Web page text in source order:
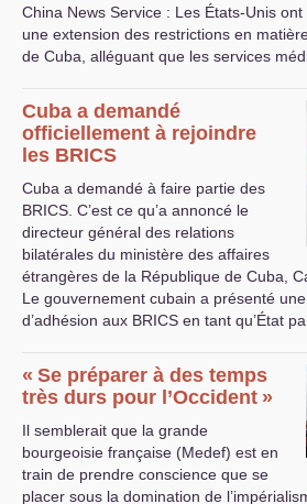
China News Service : Les États-Unis
une extension des restrictions en
de Cuba, alléguant que les services
Cuba a demandé
officiellement à rejoindre
les BRICS
Cuba a demandé à faire partie des
BRICS . C’est ce qu’a annoncé le
directeur général des relations
bilatérales du ministère des affaires
étrangères de la République de Cuba,
Le gouvernement cubain a présenté
d’adhésion aux BRICS en tant qu’État
« Se préparer à des temps
très durs pour l’Occident »
Il semblerait que la grande
bourgeoisie française (Medef) est en
train de prendre conscience que se
placer sous la domination de